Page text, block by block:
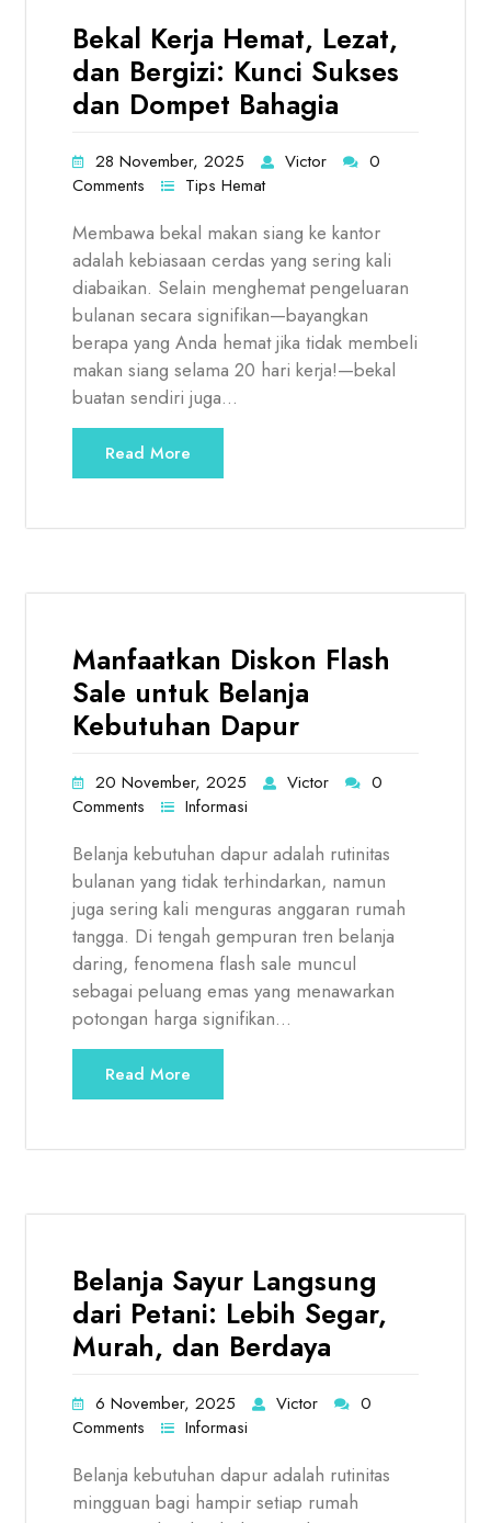
Bekal Kerja Hemat, Lezat,
dan Bergizi: Kunci Sukses
dan Dompet Bahagia
28 November, 2025 Victor
0
Comments
Tips Hemat
Membawa bekal makan siang ke kantor
adalah kebiasaan cerdas yang sering kali
diabaikan. Selain menghemat pengeluaran
bulanan secara signifikan—bayangkan
berapa yang Anda hemat jika tidak membeli
makan siang selama 20 hari kerja!—bekal
buatan sendiri juga…
Read More
Manfaatkan Diskon Flash
Sale untuk Belanja
Kebutuhan Dapur
20 November, 2025 Victor
0
Comments
Informasi
Belanja kebutuhan dapur adalah rutinitas
bulanan yang tidak terhindarkan, namun
juga sering kali menguras anggaran rumah
tangga. Di tengah gempuran tren belanja
daring, fenomena flash sale muncul
sebagai peluang emas yang menawarkan
potongan harga signifikan…
Read More
Belanja Sayur Langsung
dari Petani: Lebih Segar,
Murah, dan Berdaya
6 November, 2025 Victor
0
Comments
Informasi
Belanja kebutuhan dapur adalah rutinitas
mingguan bagi hampir setiap rumah